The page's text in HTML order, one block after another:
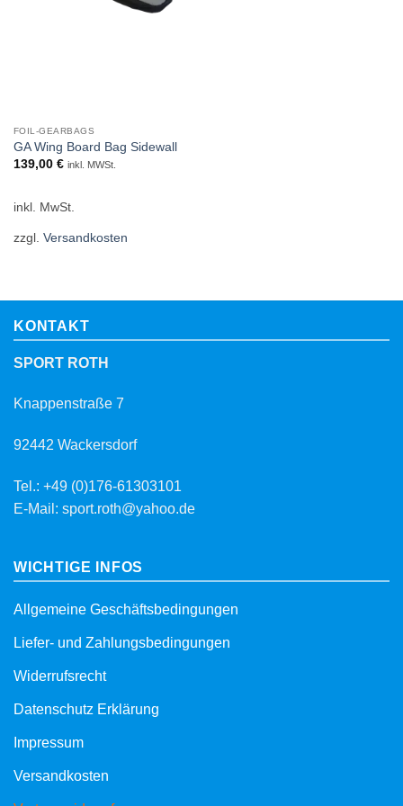
FOIL-GEARBAGS
GA Wing Board Bag Sidewall
139,00 € inkl. MWSt.
inkl. MwSt.
zzgl. Versandkosten
KONTAKT
SPORT ROTH
Knappenstraße 7
92442 Wackersdorf
Tel.: +49 (0)176-61303101
E-Mail: sport.roth@yahoo.de
WICHTIGE INFOS
Allgemeine Geschäftsbedingungen
Liefer- und Zahlungsbedingungen
Widerrufsrecht
Datenschutz Erklärung
Impressum
Versandkosten